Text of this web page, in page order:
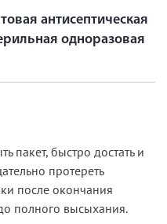
антисептическая
одноразовая
пакет, быстро достать и
протереть
после окончания
полного высыхания.